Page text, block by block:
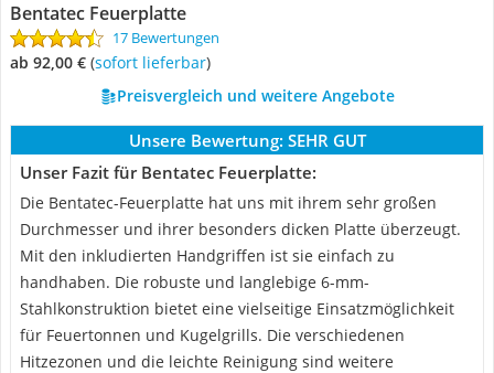
Bentatec Feuerplatte
17 Bewertungen
ab 92,00 € ( Sofort lieferbar)
Preisvergleich und weitere Angebote
Unsere Bewertung: SEHR GUT
Unser Fazit für Bentatec Feuerplatte:
Die Bentatec-Feuerplatte hat uns mit ihrem sehr großen
Durchmesser und ihrer besonders dicken Platte überzeugt.
Mit den inkludierten Handgriffen ist sie einfach zu
handhaben. Die robuste und langlebige 6-mm-
Stahlkonstruktion bietet eine vielseitige Einsatzmöglichkeit
für Feuertonnen und Kugelgrills. Die verschiedenen
Hitzezonen und die leichte Reinigung sind weitere